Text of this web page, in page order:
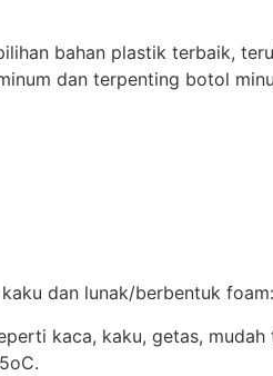
bahan plastik terbaik,
dan terpenting botol
dan lunak/berbentuk foam:
kaca, kaku, getas,